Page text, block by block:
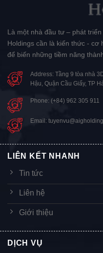
Là một nhà đầu tư – phát
Holdings cần là kiến thức - cơ
để biến những tiềm năng
Address: Tầng 9 tòa nhà
Hậu, Quận Cầu Giấy, TP
Phone: (+84) 962 305 911
Email:
LIÊN KẾT NHANH
Tin tức
Liên hệ
Giới thiệu
DỊCH VỤ